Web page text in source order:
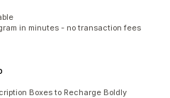
in minutes - no transaction fees
Boxes to Recharge Boldly